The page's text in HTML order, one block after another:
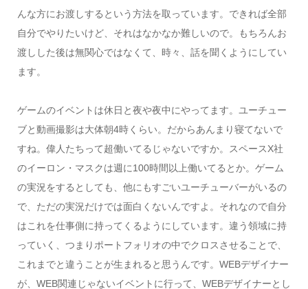
んな方にお渡しするという方法を取っています。できれば全部
自分でやりたいけど、それはなかなか難しいので。もちろんお
渡しした後は無関心ではなくて、時々、話を聞くようにしてい
ます。
ゲームのイベントは休日と夜や夜中にやってます。ユーチュー
ブと動画撮影は大体朝4時くらい。だからあんまり寝てないで
すね。偉人たちって超働いてるじゃないですか。スペースX社
のイーロン・マスクは週に100時間以上働いてるとか。ゲーム
の実況をするとしても、他にもすごいユーチューバーがいるの
で、ただの実況だけでは面白くないんですよ。それなので自分
はこれを仕事側に持ってくるようにしています。違う領域に持
っていく、つまりポートフォリオの中でクロスさせることで、
これまでと違うことが生まれると思うんです。WEBデザイナー
が、WEB関連じゃないイベントに行って、WEBデザイナーとし